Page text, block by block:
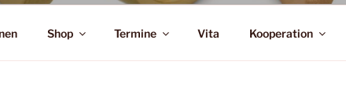
Shop Termine Vita Kooperation